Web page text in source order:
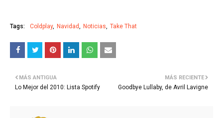
Tags: Coldplay Navidad Noticias Take That
MÁS RECIENTE
Goodbye Lullaby, de Avril Lavigne
MÁS ANTIGUA
Lo Mejor del 2010: Lista Spotify